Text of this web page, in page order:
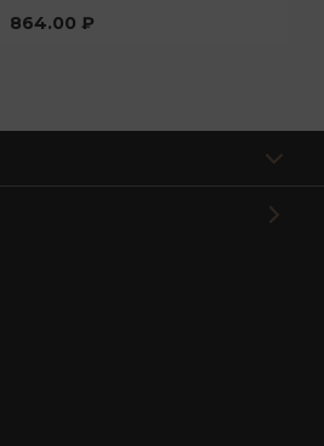
864.00 ₽